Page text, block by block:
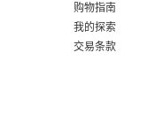
购物指南
我的探索
交易条款